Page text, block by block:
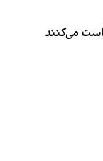
می‌کنند